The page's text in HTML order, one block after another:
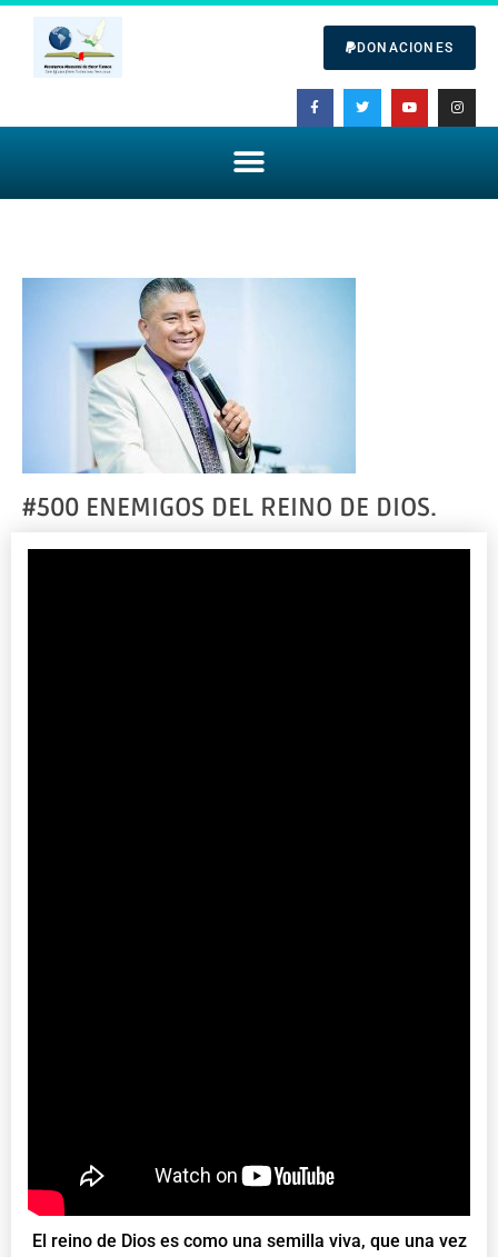
DONACIONES
#500 ENEMIGOS DEL REINO DE DIOS.
El reino de Dios es como una semilla viva, que una vez